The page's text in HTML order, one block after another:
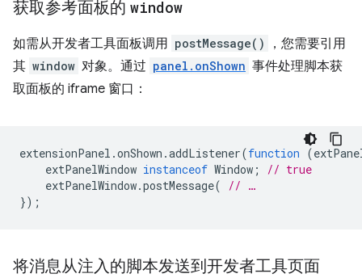
获取参考面板的 window
如需从开发者工具面板调用 postMessage()
，您需要引用
其 window 对象。通过 panel.onShown 事件处理脚本获
取面板的 iframe 窗口：
extensionPanel .onShown .addListener(function (
extPanelWindow instanceof Window ;
// true
extPanelWindow.postMessage(
// …
});
将消息从注入的脚本发送到开发者工具页面